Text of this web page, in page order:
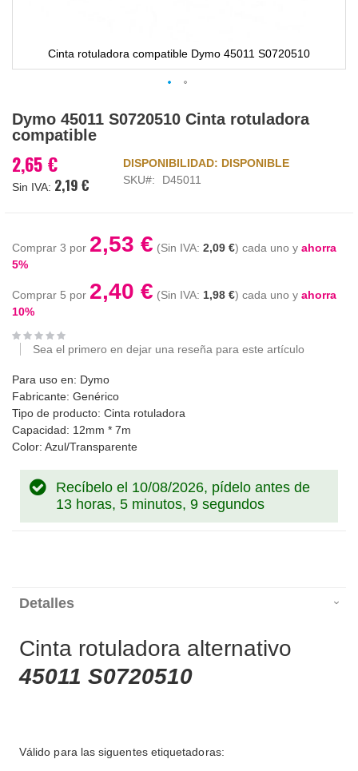
Cinta rotuladora compatible Dymo 45011 S0720510
al
comienzo
la
galería
Dymo 45011 S0720510 Cinta rotuladora
compatible
2,65 €
2,19 €
DISPONIBILIDAD: DISPONIBLE
SKU
D45011
Comprar 3 por 2,53 € 2,09 € cada uno y ahorra
5%
Comprar 5 por 2,40 € 1,98 € cada uno y ahorra
10%
Sea el primero en dejar una reseña para este artículo
Para uso en: Dymo
Fabricante: Genérico
Tipo de producto: Cinta rotuladora
Capacidad: 12mm * 7m
Color: Azul/Transparente
Recíbelo el 10/08/2026, pídelo antes de
13 horas, 5 minutos, 8 segundos
Detalles
Cinta rotuladora alternativo
45011 S0720510
Válido para las siguentes etiquetadoras: